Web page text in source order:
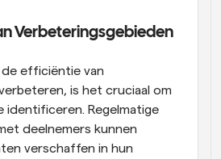
Verbeteringsgebieden
efficiëntie van
is het cruciaal om
Regelmatige
deelnemers kunnen
verschaffen in hun